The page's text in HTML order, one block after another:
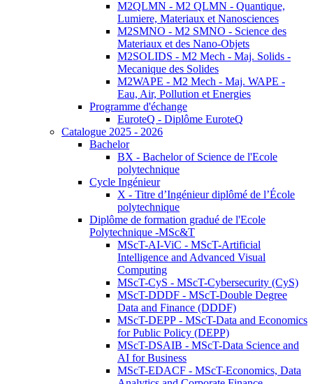
M2QLMN - M2 QLMN - Quantique,
Lumiere, Materiaux et Nanosciences
M2SMNO - M2 SMNO - Science des
Materiaux et des Nano-Objets
M2SOLIDS - M2 Mech - Maj. Solids -
Mecanique des Solides
M2WAPE - M2 Mech - Maj. WAPE -
Eau, Air, Pollution et Energies
Programme d'échange
EuroteQ - Diplôme EuroteQ
Catalogue 2025 - 2026
Bachelor
BX - Bachelor of Science de l'Ecole
polytechnique
Cycle Ingénieur
X - Titre d’Ingénieur diplômé de l’École
polytechnique
Diplôme de formation gradué de l'Ecole
Polytechnique -MSc&T
MScT-AI-ViC - MScT-Artificial
Intelligence and Advanced Visual
Computing
MScT-CyS - MScT-Cybersecurity (CyS)
MScT-DDDF - MScT-Double Degree
Data and Finance (DDDF)
MScT-DEPP - MScT-Data and Economics
for Public Policy (DEPP)
MScT-DSAIB - MScT-Data Science and
AI for Business
MScT-EDACF - MScT-Economics, Data